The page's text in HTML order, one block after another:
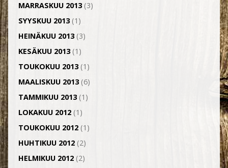
MARRASKUU 2013(3)
SYYSKUU 2013(1)
HEINÄKUU 2013(3)
KESÄKUU 2013(1)
TOUKOKUU 2013(1)
MAALISKUU 2013(6)
TAMMIKUU 2013(1)
LOKAKUU 2012(1)
TOUKOKUU 2012(1)
HUHTIKUU 2012(2)
HELMIKUU 2012(2)